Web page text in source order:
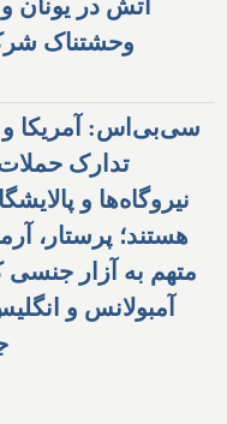
آتش در یونان
وحشتناک
سی‌بی‌اس: آمریکا و
تدارک
نیروگاه‌ها و
هستند؛ پرستار،
متهم به آزار جنسی
آمبولانس و